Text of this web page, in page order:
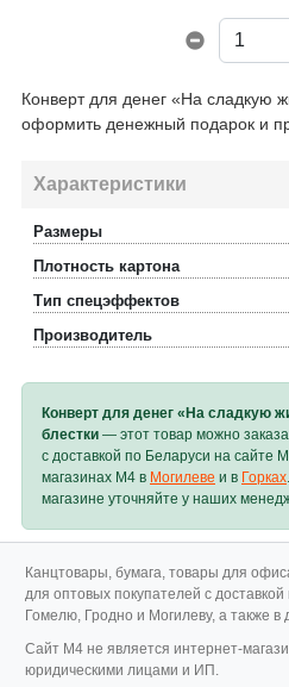
Конверт для денег «На сладкую
оформить денежный подарок и
Характеристики
Размеры
Плотность картона
Тип спецэффектов
Производитель
Конверт для денег «На сладкую
блестки — этот товар можно
с доставкой по Беларуси на сайте
магазинах M4 в Могилеве и в Горках
магазине уточняйте у наших
Канцтовары, бумага, товары для
для оптовых покупателей с
Гомелю, Гродно и Могилеву, а также в
Cайт M4 не является интернет-
юридическими лицами и ИП.